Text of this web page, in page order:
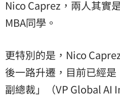
Nico Caprez，兩人其實
MBA同學。
更特別的是，Nico
後一路升遷，目前已經
副總裁」（VP Global AI